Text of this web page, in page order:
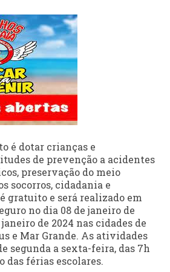
é dotar crianças e
de prevenção a acidentes
preservação do meio
socorros, cidadania e
gratuito e será realizado em
no dia 08 de janeiro de
janeiro de 2024 nas cidades de
e Mar Grande. As atividades
segunda a sexta-feira, das 7h
das férias escolares.